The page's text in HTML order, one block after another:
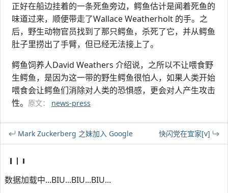
正好在船边挂着的一条死鱼旁边，鳄鱼估计是闻着死鱼的
味道过来，顺便带走了Wallace Weatherholt 的手。之
后，野生动物官员找到了那只鳄鱼，杀死了它，并从鳄鱼
肚子里捞出了手臂，但已经无法接上了。
鳄鱼饲养人David Weathers 介绍说，之所以不让喂食野
生鳄鱼，是因为这一带的野生鳄鱼很怕人，如果人类开始
喂食会让鳄鱼们消除对人类的恐惧感，更会对人产生攻击
性。 原文： news-press
Mark Zuckerberg 之妹加入 Google 快闪党在宜家[v]
数据加载中...BIU...BIU...BIU...